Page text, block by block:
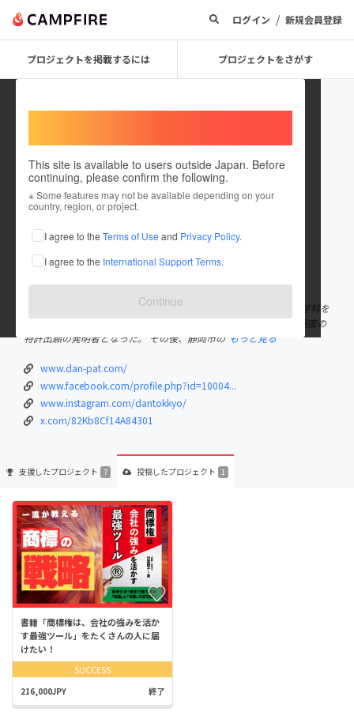
ログイン / 新規会員登録
プロジェクトを掲載するには プロジェクトをさがす
This site is available to users outside Japan. Before
continuing, please confirm the following.
※ Some features may not be available depending on your
country, region, or project.
I agree to the Terms of Use and Privacy Policy.
I agree to the International Support Terms.
Continue
Izumoharuko
これまでに7回支援して1件のプロジェクトを投稿しています
在住国：日本 現在地：未設定
出身国：日本 出身地：未設定
静岡だん特許事務所の所長弁理士。 名古屋大学農学部応用生命科学科を
卒業後、大手食品メーカーで遺伝子操作の研究に従事し、１０件程度の
特許出願の発明者となった。 その後、静岡市の もっと見る
www.dan-pat.com/
www.facebook.com/profile.php?id=10004...
www.instagram.com/dantokkyo/
x.com/82Kb8Cf14A84301
支援したプロジェクト 7 投稿したプロジェクト 1
書籍「商標権は、会社の強みを活か
す最強ツール」をたくさんの人に届
けたい！
SUCCESS
216,000JPY 終了